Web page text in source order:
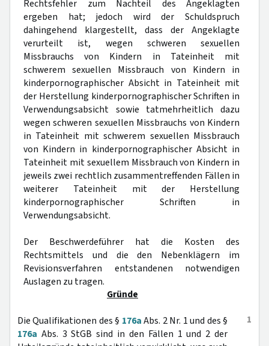
Rechtsfehler zum Nachteil des Angeklagten
ergeben hat; jedoch wird der Schuldspruch
dahingehend klargestellt, dass der Angeklagte
verurteilt ist, wegen schweren sexuellen
Missbrauchs von Kindern in Tateinheit mit
schwerem sexuellen Missbrauch von Kindern in
kinderpornographischer Absicht in Tateinheit mit
der Herstellung kinderpornographischer Schriften in
Verwendungsabsicht sowie tatmehrheitlich dazu
wegen schweren sexuellen Missbrauchs von Kindern
in Tateinheit mit schwerem sexuellen Missbrauch
von Kindern in kinderpornographischer Absicht in
Tateinheit mit sexuellem Missbrauch von Kindern in
jeweils zwei rechtlich zusammentreffenden Fällen in
weiterer Tateinheit mit der Herstellung
kinderpornographischer Schriften in
Verwendungsabsicht.
Der Beschwerdeführer hat die Kosten des
Rechtsmittels und die den Nebenklägern im
Revisionsverfahren entstandenen notwendigen
Auslagen zu tragen.
Gründe
1
Die Qualifikationen des § 176aAbs. 2 Nr. 1 und des §
176a Abs. 3 StGB sind in den Fällen 1 und 2 der